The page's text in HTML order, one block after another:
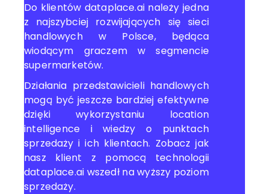
Do klientów dataplace.ai należy jedna
z najszybciej rozwijających się sieci
handlowych w Polsce, będąca
wiodącym graczem w segmencie
supermarketów.
Działania przedstawicieli handlowych
mogą być jeszcze bardziej efektywne
dzięki wykorzystaniu location
intelligence i wiedzy o punktach
sprzedaży i ich klientach. Zobacz jak
nasz klient z pomocą technologii
dataplace.ai wszedł na wyższy poziom
sprzedaży.